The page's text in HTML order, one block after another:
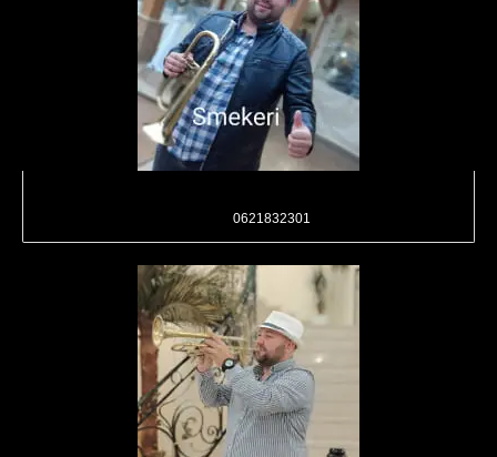
0621832301